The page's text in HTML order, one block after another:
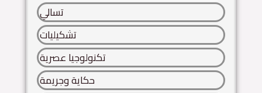
تسالي
تشكيليات
تكنولوجيا عصرية
حكاية وجريمة